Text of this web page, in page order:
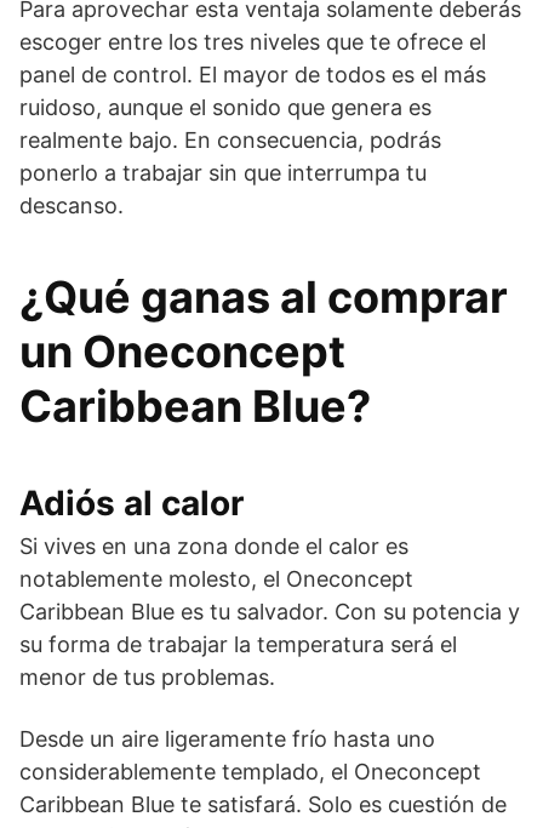
Para aprovechar esta ventaja solamente deberás
escoger entre los tres niveles que te ofrece el
panel de control. El mayor de todos es el más
ruidoso, aunque el sonido que genera es
realmente bajo. En consecuencia, podrás
ponerlo a trabajar sin que interrumpa tu
descanso.
¿Qué ganas al comprar
un Oneconcept
Caribbean Blue?
Adiós al calor
Si vives en una zona donde el calor es
notablemente molesto, el Oneconcept
Caribbean Blue es tu salvador. Con su potencia y
su forma de trabajar la temperatura será el
menor de tus problemas.
Desde un aire ligeramente frío hasta uno
considerablemente templado, el Oneconcept
Caribbean Blue te satisfará. Solo es cuestión de